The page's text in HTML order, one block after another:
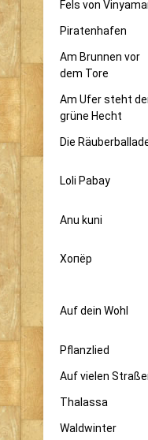
Fels von
Piratenhafen
Am Brunnen vor
dem Tore
Am Ufer steht
grüne Hecht
Die
Loli Pabay
Anu kuni
Xoпëp
Auf dein Wohl
Pflanzlied
Auf vielen
Thalassa
Waldwinter